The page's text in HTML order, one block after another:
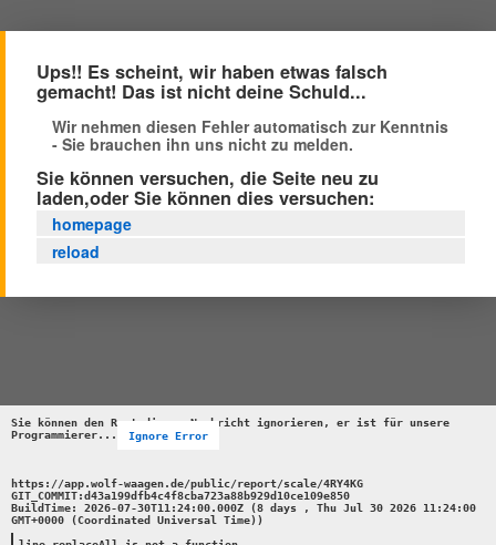
Ups!! Es scheint, wir haben etwas falsch
gemacht! Das ist nicht deine Schuld...
Wir nehmen diesen Fehler automatisch zur Kenntnis
- Sie brauchen ihn uns nicht zu melden.
Sie können versuchen, die Seite neu zu
laden,oder Sie können dies versuchen:
homepage
reload
Sie können den Rest dieser Nachricht ignorieren, er ist für unsere
Programmierer...
Ignore Error
https://app.wolf-waagen.de/public/report/scale/4RY4KG
GIT_COMMIT:d43a199dfb4c4f8cba723a88b929d10ce109e850
BuildTime: 2026-07-30T11:24:00.000Z (8 days , Thu Jul 30 2026 11:24:00
GMT+0000 (Coordinated Universal Time))